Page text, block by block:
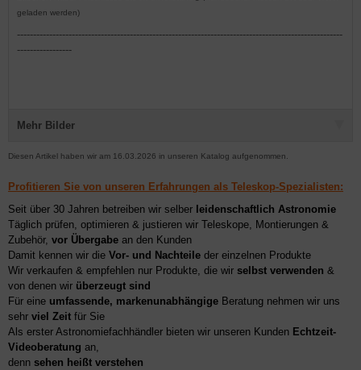
geladen werden)
-----------------------------------------------------------------------------------------------------
-----------------
Mehr Bilder
Diesen Artikel haben wir am 16.03.2026 in unseren Katalog aufgenommen.
Profitieren Sie von unseren Erfahrungen als Teleskop-Spezialisten:
Seit über 30 Jahren betreiben wir selber leidenschaftlich Astronomie
Täglich prüfen, optimieren & justieren wir Teleskope, Montierungen &
Zubehör, vor Übergabe an den Kunden
Damit kennen wir die Vor- und Nachteile der einzelnen Produkte
Wir verkaufen & empfehlen nur Produkte, die wir selbst verwenden &
von denen wir überzeugt sind
Für eine umfassende, markenunabhängige Beratung nehmen wir uns
sehr viel Zeit für Sie
Als erster Astronomiefachhändler bieten wir unseren Kunden Echtzeit-
Videoberatung an,
denn sehen heißt verstehen